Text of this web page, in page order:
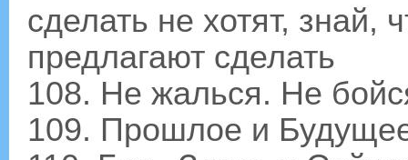
сделать не хотят, знай,
предлагают сделать
108. Не жалься. Не
109. Прошлое и